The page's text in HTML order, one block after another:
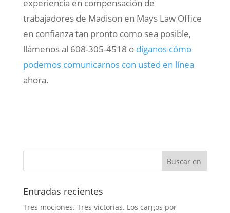
experiencia en compensación de
trabajadores de Madison en Mays Law Office
en confianza tan pronto como sea posible,
llámenos al 608-305-4518 o díganos cómo
podemos comunicarnos con usted en línea
ahora.
Entradas recientes
Tres mociones. Tres victorias. Los cargos por